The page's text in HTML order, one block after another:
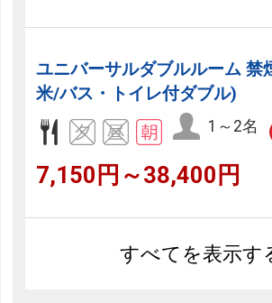
ユニバーサルダブルルーム 禁
米/バス・トイレ付ダブル)
1～2名
7,150円～38,400円
すべてを表示す